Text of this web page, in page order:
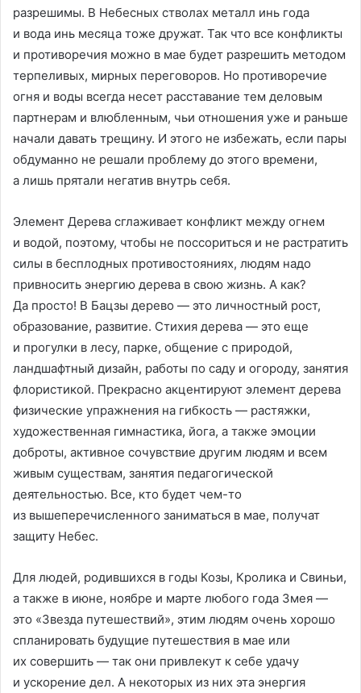
разрешимы. В Небесных стволах металл инь года
и вода инь месяца тоже дружат. Так что все конфликты
и противоречия можно в мае будет разрешить методом
терпеливых, мирных переговоров. Но противоречие
огня и воды всегда несет расставание тем деловым
партнерам и влюбленным, чьи отношения уже и раньше
начали давать трещину. И этого не избежать, если пары
обдуманно не решали проблему до этого времени,
а лишь прятали негатив внутрь себя.
Элемент Дерева сглаживает конфликт между огнем
и водой, поэтому, чтобы не поссориться и не растратить
силы в бесплодных противостояниях, людям надо
привносить энергию дерева в свою жизнь. А как?
Да просто! В Бацзы дерево — это личностный рост,
образование, развитие. Стихия дерева — это еще
и прогулки в лесу, парке, общение с природой,
ландшафтный дизайн, работы по саду и огороду, занятия
флористикой. Прекрасно акцентируют элемент дерева
физические упражнения на гибкость — растяжки,
художественная гимнастика, йога, а также эмоции
доброты, активное сочувствие другим людям и всем
живым существам, занятия педагогической
деятельностью. Все, кто будет чем-то
из вышеперечисленного заниматься в мае, получат
защиту Небес.
Для людей, родившихся в годы Козы, Кролика и Свиньи,
а также в июне, ноябре и марте любого года Змея —
это «Звезда путешествий», этим людям очень хорошо
спланировать будущие путешествия в мае или
их совершить — так они привлекут к себе удачу
и ускорение дел. А некоторых из них эта энергия